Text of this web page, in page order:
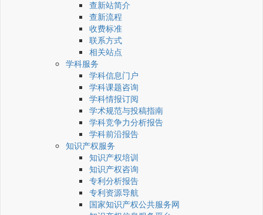
查新站简介
查新流程
收费标准
联系方式
相关站点
学科服务
学科信息门户
学科课题咨询
学科情报订阅
学术规范与投稿指南
学科竞争力分析报告
学科前沿报告
知识产权服务
知识产权培训
知识产权咨询
专利分析报告
专利资源导航
国家知识产权公共服务网